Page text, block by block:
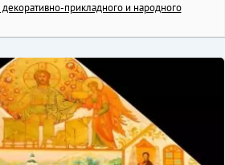
прикладного и народного